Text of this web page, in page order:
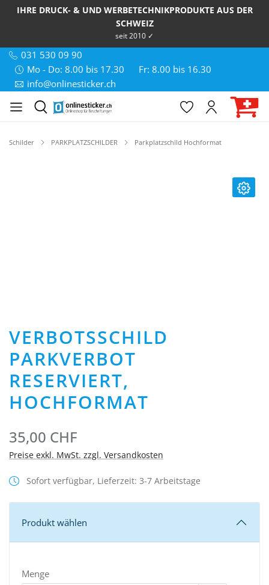
IHRE DRUCK- & UND WERBETECHNIKPRODUKTE AUS DER
SCHWEIZ
seit 2010 ✓
031 530 09 90
Mo - Do: 8.00 bis 17.30
Fr: 8.00 bis 16.30
info@onlinesticker.ch
Schilder PARKPLATZSCHILDER Parkplatzschild Hochformat
VERBOTSSCHILD
PARKVERBOT
RESERVIERT,
HOCHFORMAT
35,00 CHF
Preise exkl. MwSt. zzgl. Versandkosten
Sofort verfügbar, Lieferzeit: 3-7 Arbeitstage
Produkt wählen
Menge